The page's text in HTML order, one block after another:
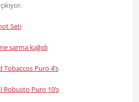
Seti
sarma kağıdı
Puro 4’s
Robusto Puro 10’s